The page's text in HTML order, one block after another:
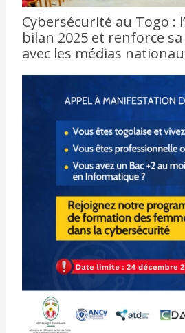
Cybersécurité au Togo :
bilan 2025 et renforce
avec les médias